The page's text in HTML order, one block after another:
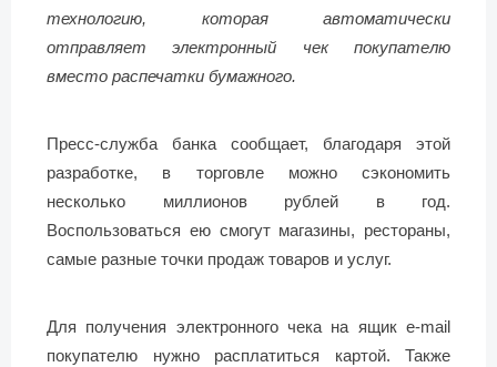
технологию, которая автоматически
отправляет электронный чек покупателю
вместо распечатки бумажного.
Пресс-служба банка сообщает, благодаря этой
разработке, в торговле можно сэкономить
несколько миллионов рублей в год.
Воспользоваться ею смогут магазины, рестораны,
самые разные точки продаж товаров и услуг.
Для получения электронного чека на ящик e-mail
покупателю нужно расплатиться картой. Также